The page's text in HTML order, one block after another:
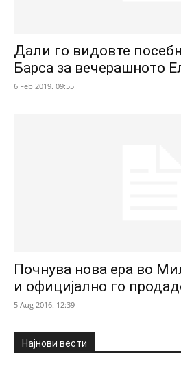
Дали го видовте
Барса за вечерашното
6 Feb 2019. 09:55
Почнува нова ера во
и официјално го
5 Aug 2016. 12:39
Најнови вести